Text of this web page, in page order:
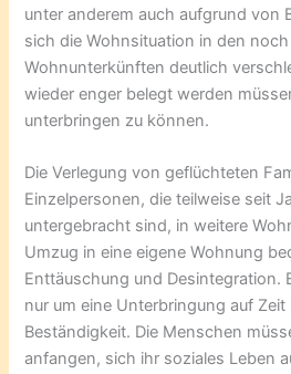
unter anderem auch aufgrund von
sich die Wohnsituation in den
Wohnunterkünften deutlich
wieder enger belegt werden
unterbringen zu können.
Die Verlegung von geflüchteten
Einzelpersonen, die teilweise seit
untergebracht sind, in weitere
Umzug in eine eigene Wohnung
Enttäuschung und Desintegration.
nur um eine Unterbringung auf
Beständigkeit. Die Menschen
anfangen, sich ihr soziales Leben